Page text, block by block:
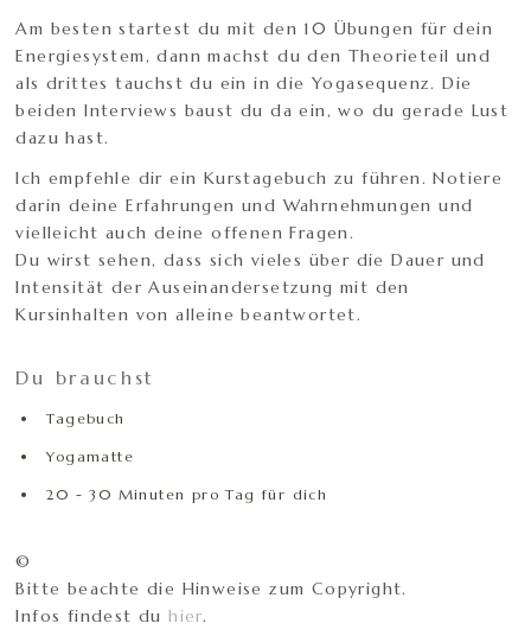
Am besten startest du mit den 10 Übungen für dein
Energiesystem, dann machst du den Theorieteil und
als drittes tauchst du ein in die Yogasequenz. Die
beiden Interviews baust du da ein, wo du gerade Lust
dazu hast.
Ich empfehle dir ein Kurstagebuch zu führen. Notiere
darin deine Erfahrungen und Wahrnehmungen und
vielleicht auch deine offenen Fragen.
Du wirst sehen, dass sich vieles über die Dauer und
Intensität der Auseinandersetzung mit den
Kursinhalten von alleine beantwortet.
Du brauchst
Tagebuch
Yogamatte
20 - 30 Minuten pro Tag für dich
©
Bitte beachte die Hinweise zum Copyright.
Infos findest duhier.